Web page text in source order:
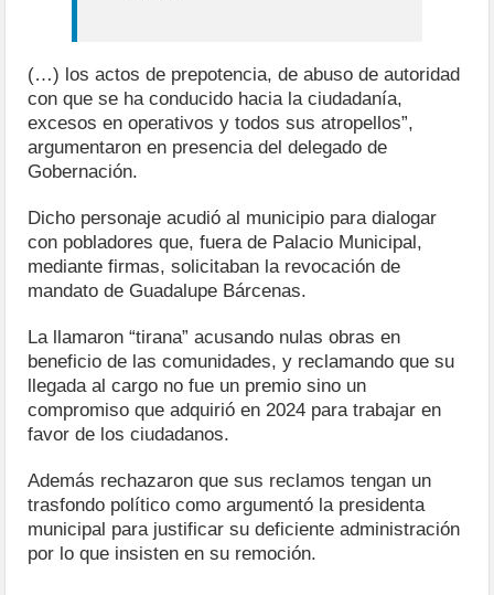
(…) los actos de prepotencia, de abuso de autoridad
con que se ha conducido hacia la ciudadanía,
excesos en operativos y todos sus atropellos”,
argumentaron en presencia del delegado de
Gobernación.
Dicho personaje acudió al municipio para dialogar
con pobladores que, fuera de Palacio Municipal,
mediante firmas, solicitaban la revocación de
mandato de Guadalupe Bárcenas.
La llamaron “tirana” acusando nulas obras en
beneficio de las comunidades, y reclamando que su
llegada al cargo no fue un premio sino un
compromiso que adquirió en 2024 para trabajar en
favor de los ciudadanos.
Además rechazaron que sus reclamos tengan un
trasfondo político como argumentó la presidenta
municipal para justificar su deficiente administración
por lo que insisten en su remoción.